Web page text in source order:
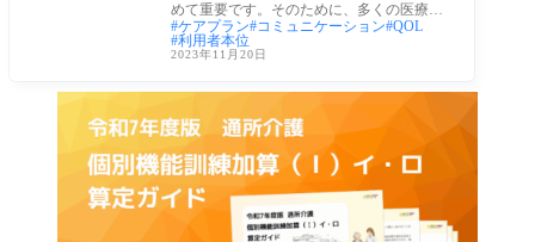
めて重要です。そのために、多くの医療機
関や介
ケアプラン コミュニケーション QOL
利用者本位
2023年11月20日